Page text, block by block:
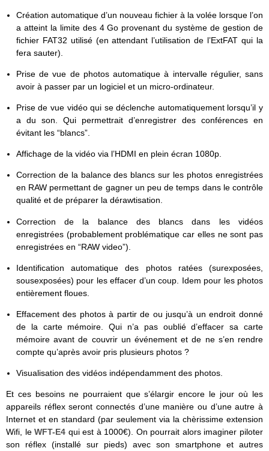
Création automatique d’un nouveau fichier à la volée lorsque l’on
a atteint la limite des 4 Go provenant du système de gestion de
fichier FAT32 utilisé (en attendant l’utilisation de l’ExtFAT qui la
fera sauter).
Prise de vue de photos automatique à intervalle régulier, sans
avoir à passer par un logiciel et un micro-ordinateur.
Prise de vue vidéo qui se déclenche automatiquement lorsqu’il y
a du son. Qui permettrait d’enregistrer des conférences en
évitant les “blancs”.
Affichage de la vidéo via l’HDMI en plein écran 1080p.
Correction de la balance des blancs sur les photos enregistrées
en RAW permettant de gagner un peu de temps dans le contrôle
qualité et de préparer la dérawtisation.
Correction de la balance des blancs dans les vidéos
enregistrées (probablement problématique car elles ne sont pas
enregistrées en “RAW video”).
Identification automatique des photos ratées (surexposées,
sousexposées) pour les effacer d’un coup. Idem pour les photos
entièrement floues.
Effacement des photos à partir de ou jusqu’à un endroit donné
de la carte mémoire. Qui n’a pas oublié d’effacer sa carte
mémoire avant de couvrir un événement et de ne s’en rendre
compte qu’après avoir pris plusieurs photos ?
Visualisation des vidéos indépendamment des photos.
Et ces besoins ne pourraient que s’élargir encore le jour où les
appareils réflex seront connectés d’une manière ou d’une autre à
Internet et en standard (par seulement via la chèrissime extension
Wifi, leWFT-E4 qui est à 1000€). On pourrait alors imaginer piloter
son réflex (installé sur pieds) avec son smartphone et autres